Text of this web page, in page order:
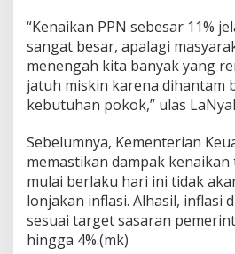
“Kenaikan PPN sebesar 11%
sangat besar, apalagi
menengah kita banyak yang
jatuh miskin karena dihantam
kebutuhan pokok,” ulas
Sebelumnya, Kementerian
memastikan dampak kenaikan
mulai berlaku hari ini tidak
lonjakan inflasi. Alhasil, inflasi
sesuai target sasaran
hingga 4%.(mk)